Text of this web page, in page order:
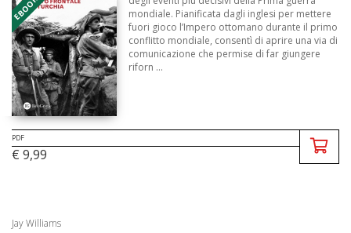
mondiale. Pianificata dagli inglesi per mettere
fuori gioco l’Impero ottomano durante il primo
conflitto mondiale, consentì di aprire una via di
comunicazione che permise di far giungere
riforn ...
PDF
€ 9,99
Jay Williams